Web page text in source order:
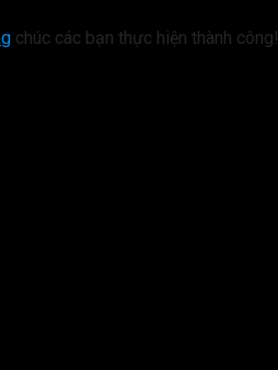
chúc các bạn thực hiện thành công!